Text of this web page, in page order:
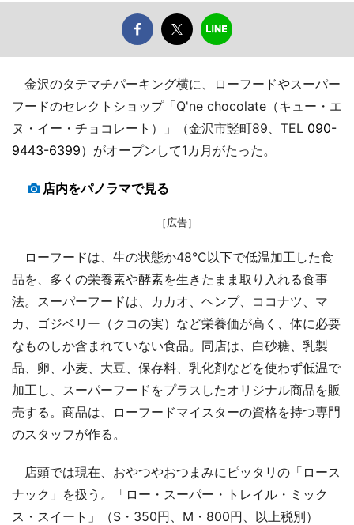
金沢のタテマチパーキング横に、ローフードやスーパー
フードのセレクトショップ「Q'ne chocolate（キュー・エ
ヌ・イー・チョコレート）」（金沢市竪町89、TEL 090-
9443-6399）がオープンして1カ月がたった。
店内をパノラマで見る
［広告］
ローフードは、生の状態か48℃以下で低温加工した食
品を、多くの栄養素や酵素を生きたまま取り入れる食事
法。スーパーフードは、カカオ、ヘンプ、ココナツ、マ
カ、ゴジベリー（クコの実）など栄養価が高く、体に必要
なものしか含まれていない食品。同店は、白砂糖、乳製
品、卵、小麦、大豆、保存料、乳化剤などを使わず低温で
加工し、スーパーフードをプラスしたオリジナル商品を販
売する。商品は、ローフードマイスターの資格を持つ専門
のスタッフが作る。
店頭では現在、おやつやおつまみにピッタリの「ロース
ナック」を扱う。「ロー・スーパー・トレイル・ミック
ス・スイート」（S・350円、M・800円、以上税別）